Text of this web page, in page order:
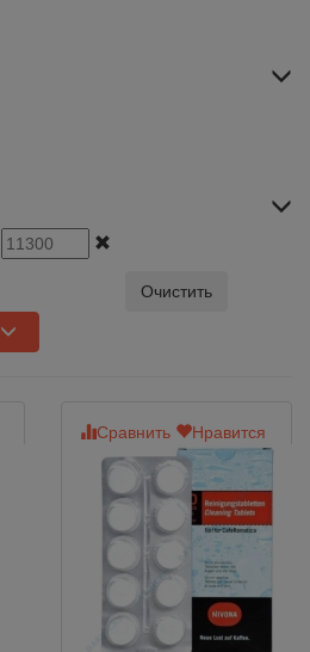
Очистить
Сравнить Нравится